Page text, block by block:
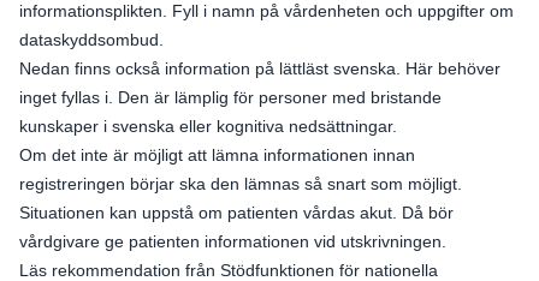
informationsplikten. Fyll i namn på vårdenheten och uppgifter om
dataskyddsombud.
Nedan finns också information på lättläst svenska. Här behöver
inget fyllas i. Den är lämplig för personer med bristande
kunskaper i svenska eller kognitiva nedsättningar.
Om det inte är möjligt att lämna informationen innan
registreringen börjar ska den lämnas så snart som möjligt.
Situationen kan uppstå om patienten vårdas akut. Då bör
vårdgivare ge patienten informationen vid utskrivningen.
Läs rekommendation från Stödfunktionen för nationella